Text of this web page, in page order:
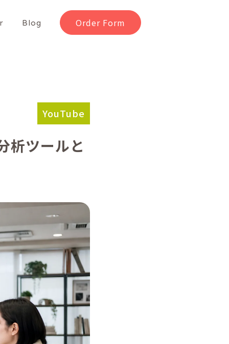
Blog Order Form
YouTube
析ツールと